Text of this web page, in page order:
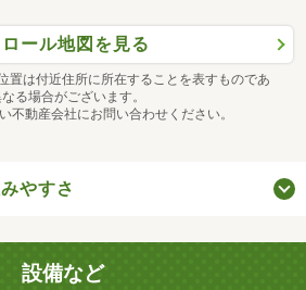
ール地図を見る
置は付近住所に所在することを表すものであ
る場合がございます。
不動産会社にお問い合わせください。
やすさ
設備など